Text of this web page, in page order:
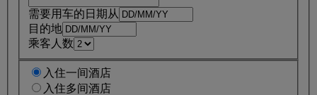
需要用车的日期从
目的地
乘客人数
入住一间酒店
入住多间酒店